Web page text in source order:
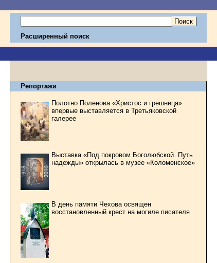
Расширенный поиск
Репортажи
Полотно Поленова «Христос и грешница»
впервые выставляется в Третьяковской
галерее
Выставка «Под покровом Боголюбской. Путь
надежды» открылась в музее «Коломенское»
В день памяти Чехова освящен
восстановленный крест на могиле писателя